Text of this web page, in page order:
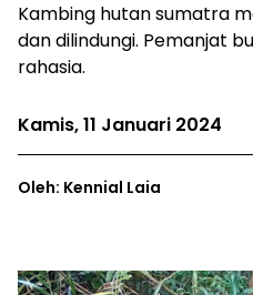
Kambing hutan sumatra
dan dilindungi. Pemanjat
rahasia.
Kamis, 11 Januari 2024
Oleh: Kennial Laia